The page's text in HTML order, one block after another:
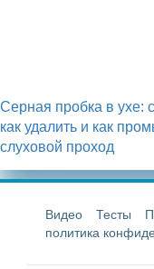
Серная пробка в ухе:
как удалить и как
слуховой проход
Видео Тесты
политика